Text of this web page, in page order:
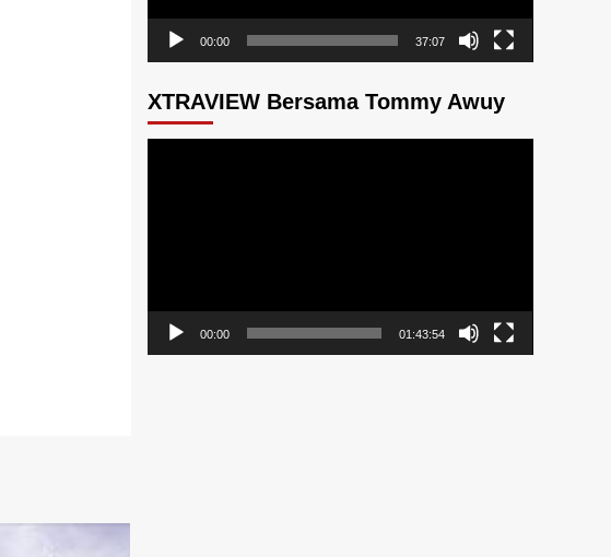
00:00 37:07
XTRAVIEW Bersama Tommy Awuy
00:00 01:43:54